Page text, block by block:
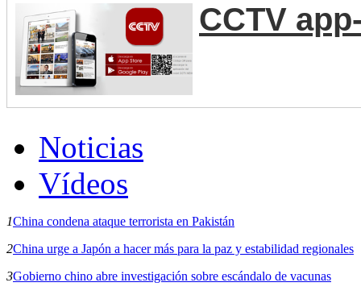
CCTV
Noticias
Vídeos
1China condena ataque terrorista en Pakistán
2China urge a Japón a hacer más para la paz y estabilidad regionales
3Gobierno chino abre investigación sobre escándalo de vacunas